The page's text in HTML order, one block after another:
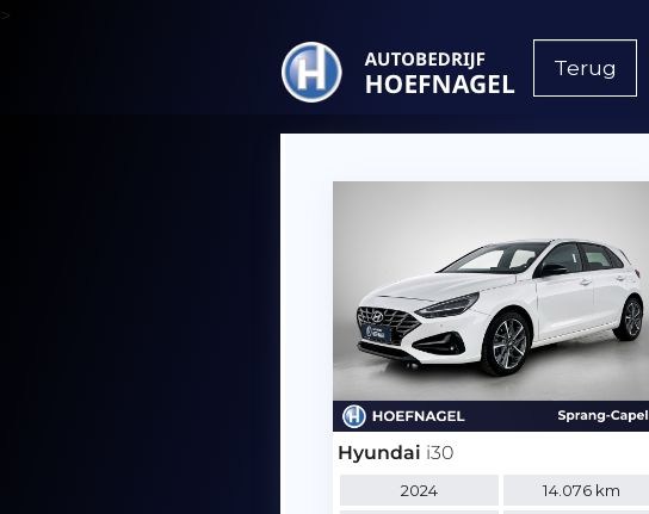
>
Terug
Hyundai i30
2024
14.076 km